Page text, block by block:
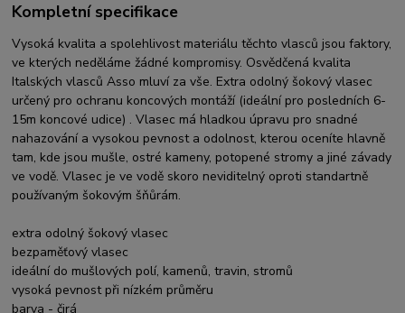
Kompletní specifikace
Vysoká kvalita a spolehlivost materiálu těchto vlasců jsou faktory,
ve kterých neděláme žádné kompromisy. Osvědčená kvalita
Italských vlasců Asso mluví za vše. Extra odolný šokový vlasec
určený pro ochranu koncových montáží (ideální pro posledních 6-
15m koncové udice) . Vlasec má hladkou úpravu pro snadné
nahazování a vysokou pevnost a odolnost, kterou oceníte hlavně
tam, kde jsou mušle, ostré kameny, potopené stromy a jiné závady
ve vodě. Vlasec je ve vodě skoro neviditelný oproti standartně
používaným šokovým šňůrám.
extra odolný šokový vlasec
bezpaměťový vlasec
ideální do mušlových polí, kamenů, travin, stromů
vysoká pevnost při nízkém průměru
barva - čirá